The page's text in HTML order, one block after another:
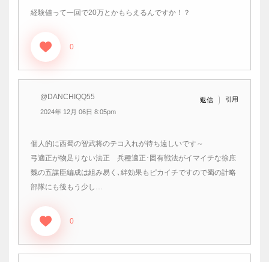
経験値って一回で20万とかもらえるんですか！？
0
@DANCHIQQ55
2024年 12月 06日 8:05pm
返信 引用
個人的に西蜀の智武将のテコ入れが待ち遠しいです～
弓適正が物足りない法正 兵種適正･固有戦法がイマイチな徐庶
魏の五謀臣編成は組み易く､絆効果もピカイチですので蜀の計略
部隊にも後もう少し…
0